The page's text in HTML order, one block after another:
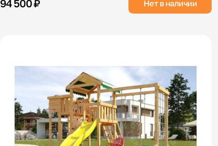
94 500 ₽ Нет в наличии